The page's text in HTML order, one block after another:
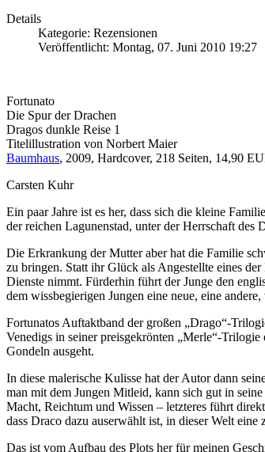
Details
Kategorie: Rezensionen
Veröffentlicht: Montag, 07. Juni 2010 19:27
Fortunato
Die Spur der Drachen
Dragos dunkle Reise 1
Titelillustration von Norbert Maier
Baumhaus, 2009, Hardcover, 218 Seiten, 14,90
Carsten Kuhr
Ein paar Jahre ist es her, dass sich die kleine
der reichen Lagunenstad, unter der Herrschaft des
Die Erkrankung der Mutter aber hat die Familie
zu bringen. Statt ihr Glück als Angestellte eines
Dienste nimmt. Fürderhin führt der Junge den
dem wissbegierigen Jungen eine neue, eine
Fortunatos Auftaktband der großen „Drago“-
Venedigs in seiner preisgekrönten „Merle“-
Gondeln ausgeht.
In diese malerische Kulisse hat der Autor dann
man mit dem Jungen Mitleid, kann sich gut in
Macht, Reichtum und Wissen – letzteres führt
dass Draco dazu auserwählt ist, in dieser Welt
Das ist vom Aufbau des Plots her für meinen